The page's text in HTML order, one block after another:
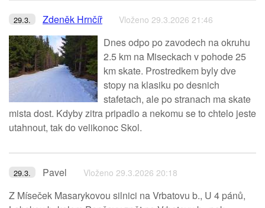
29.3. Zdeněk Hrnčíř Vloženo 29.3.2026 21:46
Dnes odpo po zavodech na okruhu
2.5 km na Miseckach v pohode 25
km skate. Prostredkem byly dve
stopy na klasiku po desnich
stafetach, ale po stranach ma skate
mista dost. Kdyby zitra pripadlo a nekomu se to chtelo jeste
utahnout, tak do velikonoc Skol.
29.3. Pavel Vloženo 29.3.2026 20:18
Z Míseček Masarykovou silnici na Vrbatovu b., U 4 pánů,